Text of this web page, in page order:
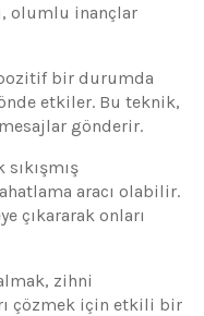
olumlu inançlar
bir durumda
etkiler. Bu teknik,
gönderir.
aracı olabilir.
çıkararak onları
zihni
çözmek için etkili bir